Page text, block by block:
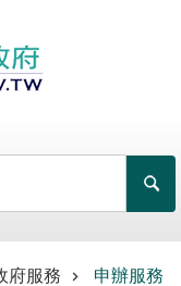
府服務 申辦服務